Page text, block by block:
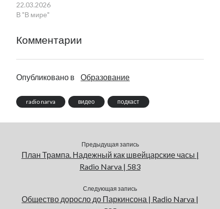
22.03.2026
В "В мире"
Комментарии
Опубликовано в Образование
radio narva видео подкаст
Предыдущая запись
План Трампа. Надежный как швейцарские часы |
Radio Narva | 583
Следующая запись
Общество доросло до Паркинсона | Radio Narva |